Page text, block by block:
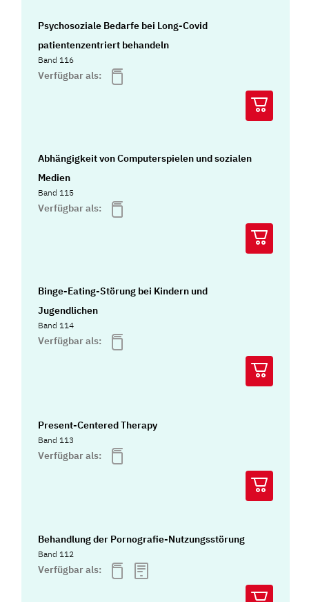
Psychosoziale Bedarfe bei Long-Covid
patientenzentriert behandeln
Band 116
Verfügbar als:
Abhängigkeit von Computerspielen und sozialen
Medien
Band 115
Verfügbar als:
Binge-Eating-Störung bei Kindern und
Jugendlichen
Band 114
Verfügbar als:
Present-Centered Therapy
Band 113
Verfügbar als:
Behandlung der Pornografie-Nutzungsstörung
Band 112
Verfügbar als: